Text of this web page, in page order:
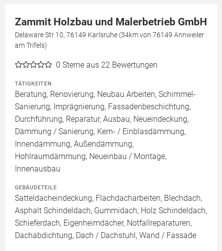
Zammit Holzbau und Malerbetrieb GmbH
Delaware Str 10, 76149 Karlsruhe (34km von 76149 Annweiler
am Trifels)
0 Sterne aus 22 Bewertungen
TÄTIGKEITEN
Beratung, Renovierung, Neubau Arbeiten, Schimmel-
Sanierung, Imprägnierung, Fassadenbeschichtung,
Durchführung, Reparatur, Ausbau, Neueindeckung,
Dämmung / Sanierung, Kern- / Einblasdämmung,
Innendämmung, Außendämmung,
Hohlraumdämmung, Neueinbau / Montage,
Innenausbau
GEBÄUDETEILE
Satteldacheindeckung, Flachdacharbeiten, Blechdach,
Asphalt Schindeldach, Gummidach, Holz Schindeldach,
Schieferdach, Eigenheimdächer, Notfallreparaturen,
Dachabdichtung, Dach / Dachstuhl, Wand / Fassade